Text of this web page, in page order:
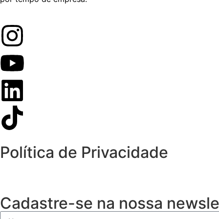
Política de Privacidade
Cadastre-se na nossa